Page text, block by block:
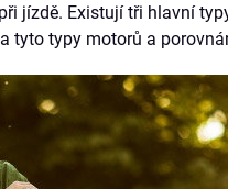
jízdě. Existují tři hlavní
tyto typy motorů a